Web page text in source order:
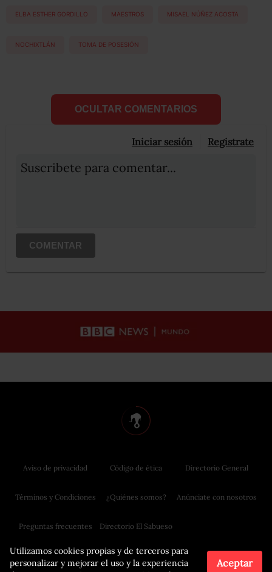
ELBA ESTHER GORDILLO MAESTROS MISAEL NÚÑEZ ACOSTA
NOCHIXTLÁN TOMA DE POSESIÓN
OCULTAR COMENTARIOS
Iniciar sesión Registrate
Suscribete para comentar...
COMENTAR
Utilizamos cookies propias y de terceros para
personalizar y mejorar el uso y la experiencia
Aceptar
Aviso de privacidad
Términos y Condiciones
Preguntas frecuentes
Código de ética
¿Quiénes somos?
Directorio El Sabueso
Directorio General
Anúnciate con nosotros